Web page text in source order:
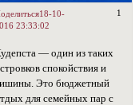
1
18-10-
23:33:02
— один из таких
спокойствия и
Это бюджетный
для семейных пар с